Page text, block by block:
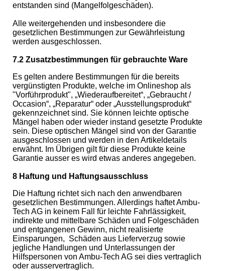
entstanden sind (Mangelfolgeschäden).
Alle weitergehenden und insbesondere die
gesetzlichen Bestimmungen zur Gewährleistung
werden ausgeschlossen.
7.2 Zusatzbestimmungen für gebrauchte Ware
Es gelten andere Bestimmungen für die bereits
vergünstigten Produkte, welche im Onlineshop als
"Vorführprodukt", „Wiederaufbereitet“, „Gebraucht /
Occasion“, „Reparatur“ oder „Ausstellungsprodukt“
gekennzeichnet sind. Sie können leichte optische
Mängel haben oder wieder instand gesetzte Produkte
sein. Diese optischen Mängel sind von der Garantie
ausgeschlossen und werden in den Artikeldetails
erwähnt. Im Übrigen gilt für diese Produkte keine
Garantie ausser es wird etwas anderes angegeben.
8 Haftung und Haftungsausschluss
Die Haftung richtet sich nach den anwendbaren
gesetzlichen Bestimmungen. Allerdings haftet Ambu-
Tech AG in keinem Fall für leichte Fahrlässigkeit,
indirekte und mittelbare Schäden und Folgeschäden
und entgangenen Gewinn, nicht realisierte
Einsparungen, Schäden aus Lieferverzug sowie
jegliche Handlungen und Unterlassungen der
Hilfspersonen von Ambu-Tech AG sei dies vertraglich
oder ausservertraglich.